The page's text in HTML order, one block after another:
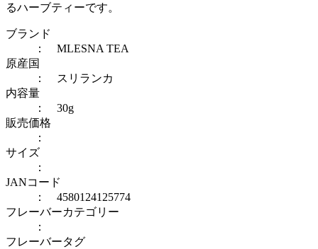
るハーブティーです。
ブランド
： MLESNA TEA
原産国
： スリランカ
内容量
： 30g
販売価格
：
サイズ
：
JANコード
： 4580124125774
フレーバーカテゴリー
：
フレーバータグ